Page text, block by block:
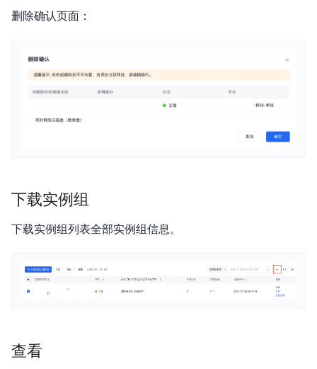
删除确认页面：
下载实例组
下载实例组列表全部实例组信息。
查看